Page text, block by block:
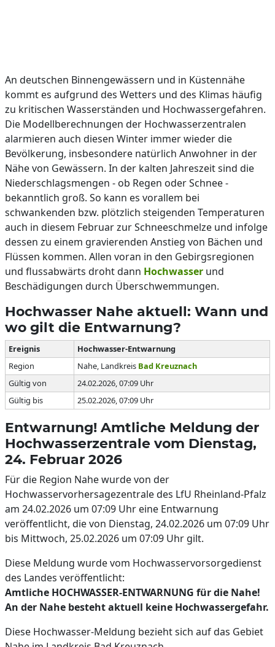
An deutschen Binnengewässern und in Küstennähe
kommt es aufgrund des Wetters und des Klimas häufig
zu kritischen Wasserständen und Hochwassergefahren.
Die Modellberechnungen der Hochwasserzentralen
alarmieren auch diesen Winter immer wieder die
Bevölkerung, insbesondere natürlich Anwohner in der
Nähe von Gewässern. In der kalten Jahreszeit sind die
Niederschlagsmengen - ob Regen oder Schnee -
bekanntlich groß. So kann es vorallem bei
schwankenden bzw. plötzlich steigenden Temperaturen
auch in diesem Februar zur Schneeschmelze und infolge
dessen zu einem gravierenden Anstieg von Bächen und
Flüssen kommen. Allen voran in den Gebirgsregionen
und flussabwärts droht dann Hochwasser und
Beschädigungen durch Überschwemmungen.
Hochwasser Nahe aktuell: Wann und
wo gilt die Entwarnung?
Ereignis
Hochwasser-Entwarnung
Region
Nahe, Landkreis Bad Kreuznach
Gültig von
24.02.2026, 07:09 Uhr
Gültig bis
25.02.2026, 07:09 Uhr
Entwarnung! Amtliche Meldung der
Hochwasserzentrale vom Dienstag,
24. Februar 2026
Für die Region Nahe wurde von der
Hochwasservorhersagezentrale des LfU Rheinland-Pfalz
am 24.02.2026 um 07:09 Uhr eine Entwarnung
veröffentlicht, die von Dienstag, 24.02.2026 um 07:09 Uhr
bis Mittwoch, 25.02.2026 um 07:09 Uhr gilt.
Diese Meldung wurde vom Hochwasservorsorgedienst
des Landes veröffentlicht:
Amtliche HOCHWASSER-ENTWARNUNG für die Nahe!
An der Nahe besteht aktuell keine Hochwassergefahr.
Diese Hochwasser-Meldung bezieht sich auf das Gebiet